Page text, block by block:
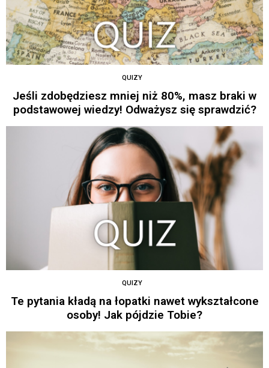
QUIZY
Jeśli zdobędziesz mniej niż 80%, masz braki w
podstawowej wiedzy! Odważysz się sprawdzić?
QUIZY
Te pytania kładą na łopatki nawet wykształcone
osoby! Jak pójdzie Tobie?